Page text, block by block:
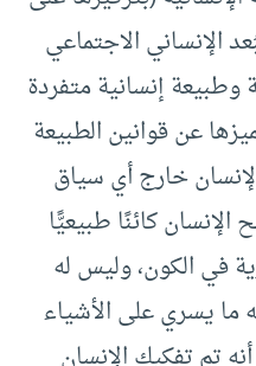
الإنساني الاجتماعي
إنسانية متفردة
عن قوانين الطبيعة
الإنسان خارج أي سياق
كائنًا طبيعيًّا
في الكون، وليس له
ما يسري على الأشياء